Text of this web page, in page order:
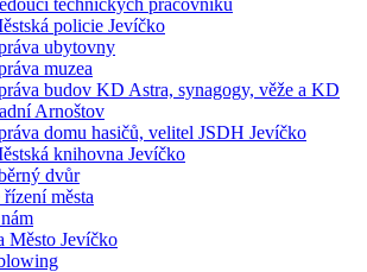
technických pracovníků
policie Jevíčko
ubytovny
muzea
budov KD Astra, synagogy, věže a KD
Arnoštov
domu hasičů, velitel JSDH Jevíčko
knihovna Jevíčko
dvůr
města
Město Jevíčko